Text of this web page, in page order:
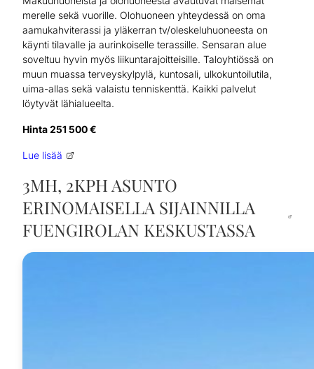
merelle sekä vuorille. Olohuoneen yhteydessä on oma
aamukahviterassi ja yläkerran tv/oleskeluhuoneesta on
käynti tilavalle ja aurinkoiselle terassille. Sensaran alue
soveltuu hyvin myös liikuntarajoitteisille. Taloyhtiössä on
muun muassa terveyskylpylä, kuntosali, ulkokuntoilutila,
uima-allas sekä valaistu tenniskenttä. Kaikki palvelut
löytyvät lähialueelta.
Hinta 251 500 €
Lue lisää
3MH, 2KPH ASUNTO
ERINOMAISELLA SIJAINNILLA
FUENGIROLAN KESKUSTASSA